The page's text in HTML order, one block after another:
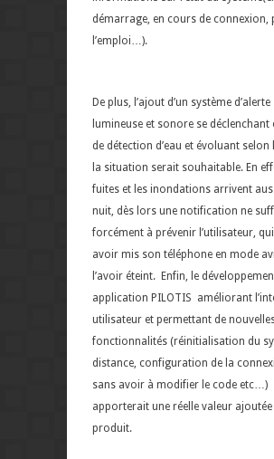
démarrage, en cours de connexion,
l’emploi…).
De plus, l’ajout d’un système d’alerte
lumineuse et sonore se déclenchant
de détection d’eau et évoluant selon
la situation serait souhaitable. En
fuites et les inondations arrivent
nuit, dès lors une notification ne
forcément à prévenir l’utilisateur,
avoir mis son téléphone en mode
l’avoir éteint. Enfin, le
application PILOTIS améliorant
utilisateur et permettant de
fonctionnalités (réinitialisation du
distance, configuration de la
sans avoir à modifier le code etc…)
apporterait une réelle valeur ajoutée
produit.